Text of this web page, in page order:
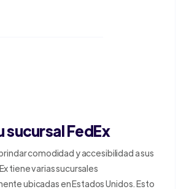
sucursal FedEx
comodidad y accesibilidad a sus
tiene varias sucursales
ubicadas en Estados Unidos. Esto